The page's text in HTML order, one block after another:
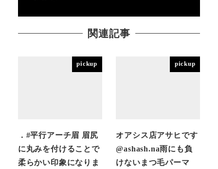
関連記事
pickup
．#平行アーチ眉 眉尻
に丸みを付けることで
柔らかい印象になりま
pickup
オアシス店アサヒです
@ashash.na雨にも負
けないまつ毛パーマ